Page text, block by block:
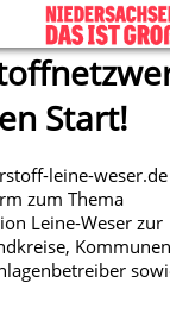
Start!
leine-
zum Thema
Leine-Weser zur